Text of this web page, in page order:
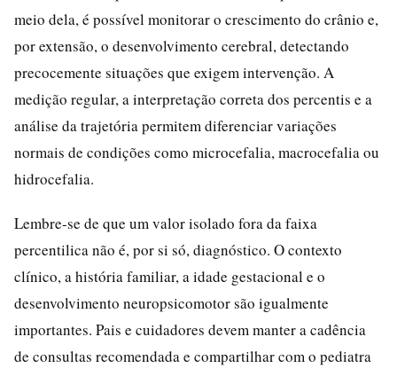
meio dela, é possível monitorar o crescimento do crânio e,
por extensão, o desenvolvimento cerebral, detectando
precocemente situações que exigem intervenção. A
medição regular, a interpretação correta dos percentis e a
análise da trajetória permitem diferenciar variações
normais de condições como microcefalia, macrocefalia ou
hidrocefalia.
Lembre-se de que um valor isolado fora da faixa
percentilica não é, por si só, diagnóstico. O contexto
clínico, a história familiar, a idade gestacional e o
desenvolvimento neuropsicomotor são igualmente
importantes. Pais e cuidadores devem manter a cadência
de consultas recomendada e compartilhar com o pediatra